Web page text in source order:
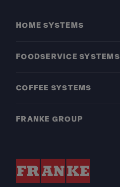
HOME SYSTEMS
FOODSERVICE SYSTEMS
COFFEE SYSTEMS
FRANKE GROUP